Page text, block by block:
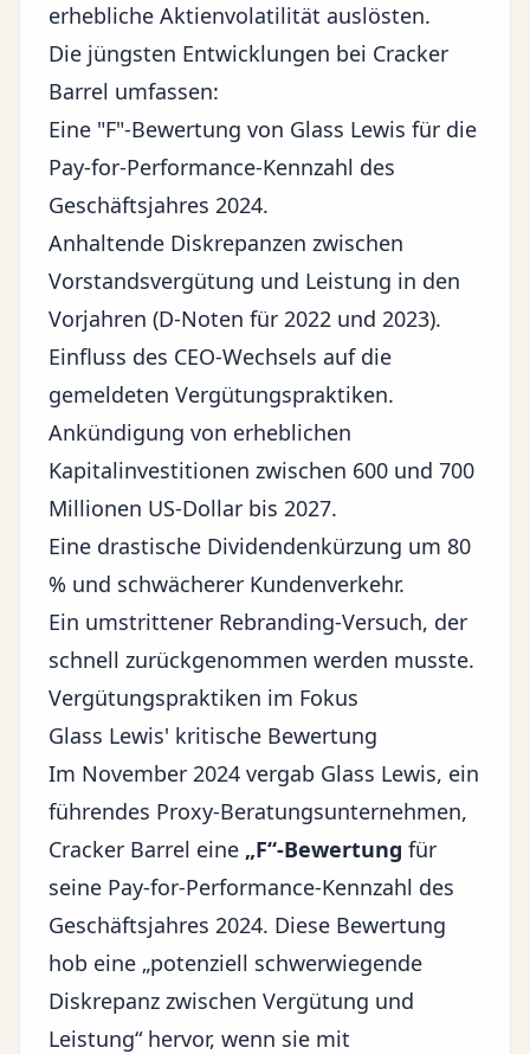
erhebliche Aktienvolatilität auslösten.
Die jüngsten Entwicklungen bei Cracker
Barrel umfassen:
Eine "F"-Bewertung von Glass Lewis für die
Pay-for-Performance-Kennzahl des
Geschäftsjahres 2024.
Anhaltende Diskrepanzen zwischen
Vorstandsvergütung und Leistung in den
Vorjahren (D-Noten für 2022 und 2023).
Einfluss des CEO-Wechsels auf die
gemeldeten Vergütungspraktiken.
Ankündigung von erheblichen
Kapitalinvestitionen zwischen 600 und 700
Millionen US-Dollar bis 2027.
Eine drastische Dividendenkürzung um 80
% und schwächerer Kundenverkehr.
Ein umstrittener Rebranding-Versuch, der
schnell zurückgenommen werden musste.
Vergütungspraktiken im Fokus
Glass Lewis' kritische Bewertung
Im November 2024 vergab Glass Lewis, ein
führendes Proxy-Beratungsunternehmen,
Cracker Barrel eine „F“-Bewertung für
seine Pay-for-Performance-Kennzahl des
Geschäftsjahres 2024. Diese Bewertung
hob eine „potenziell schwerwiegende
Diskrepanz zwischen Vergütung und
Leistung“ hervor, wenn sie mit